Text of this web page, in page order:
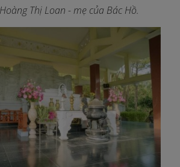
Thị Loan - mẹ của Bác Hồ.